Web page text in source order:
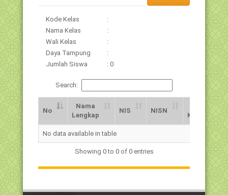
Kode Kelas
:
Nama Kelas
:
Wali Kelas
:
Daya Tampung
:
Jumlah Siswa
: 0
Search:
No
Nama
Lengkap
NIS NISN
Kelamin
No
Nama
Kelamin
No data available in table
Showing 0 to 0 of 0 entries